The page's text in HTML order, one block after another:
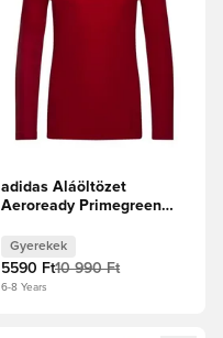
adidas Aláöltözet
Aeroready Primegreen
Gyerekek
5590 Ft10 990 Ft
6-8 Years